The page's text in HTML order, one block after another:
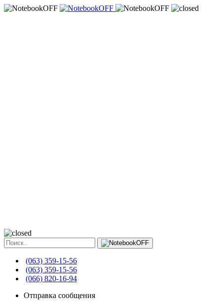
(063) 359-15-56
(063) 359-15-56
(066) 820-16-94
Отправка сообщения